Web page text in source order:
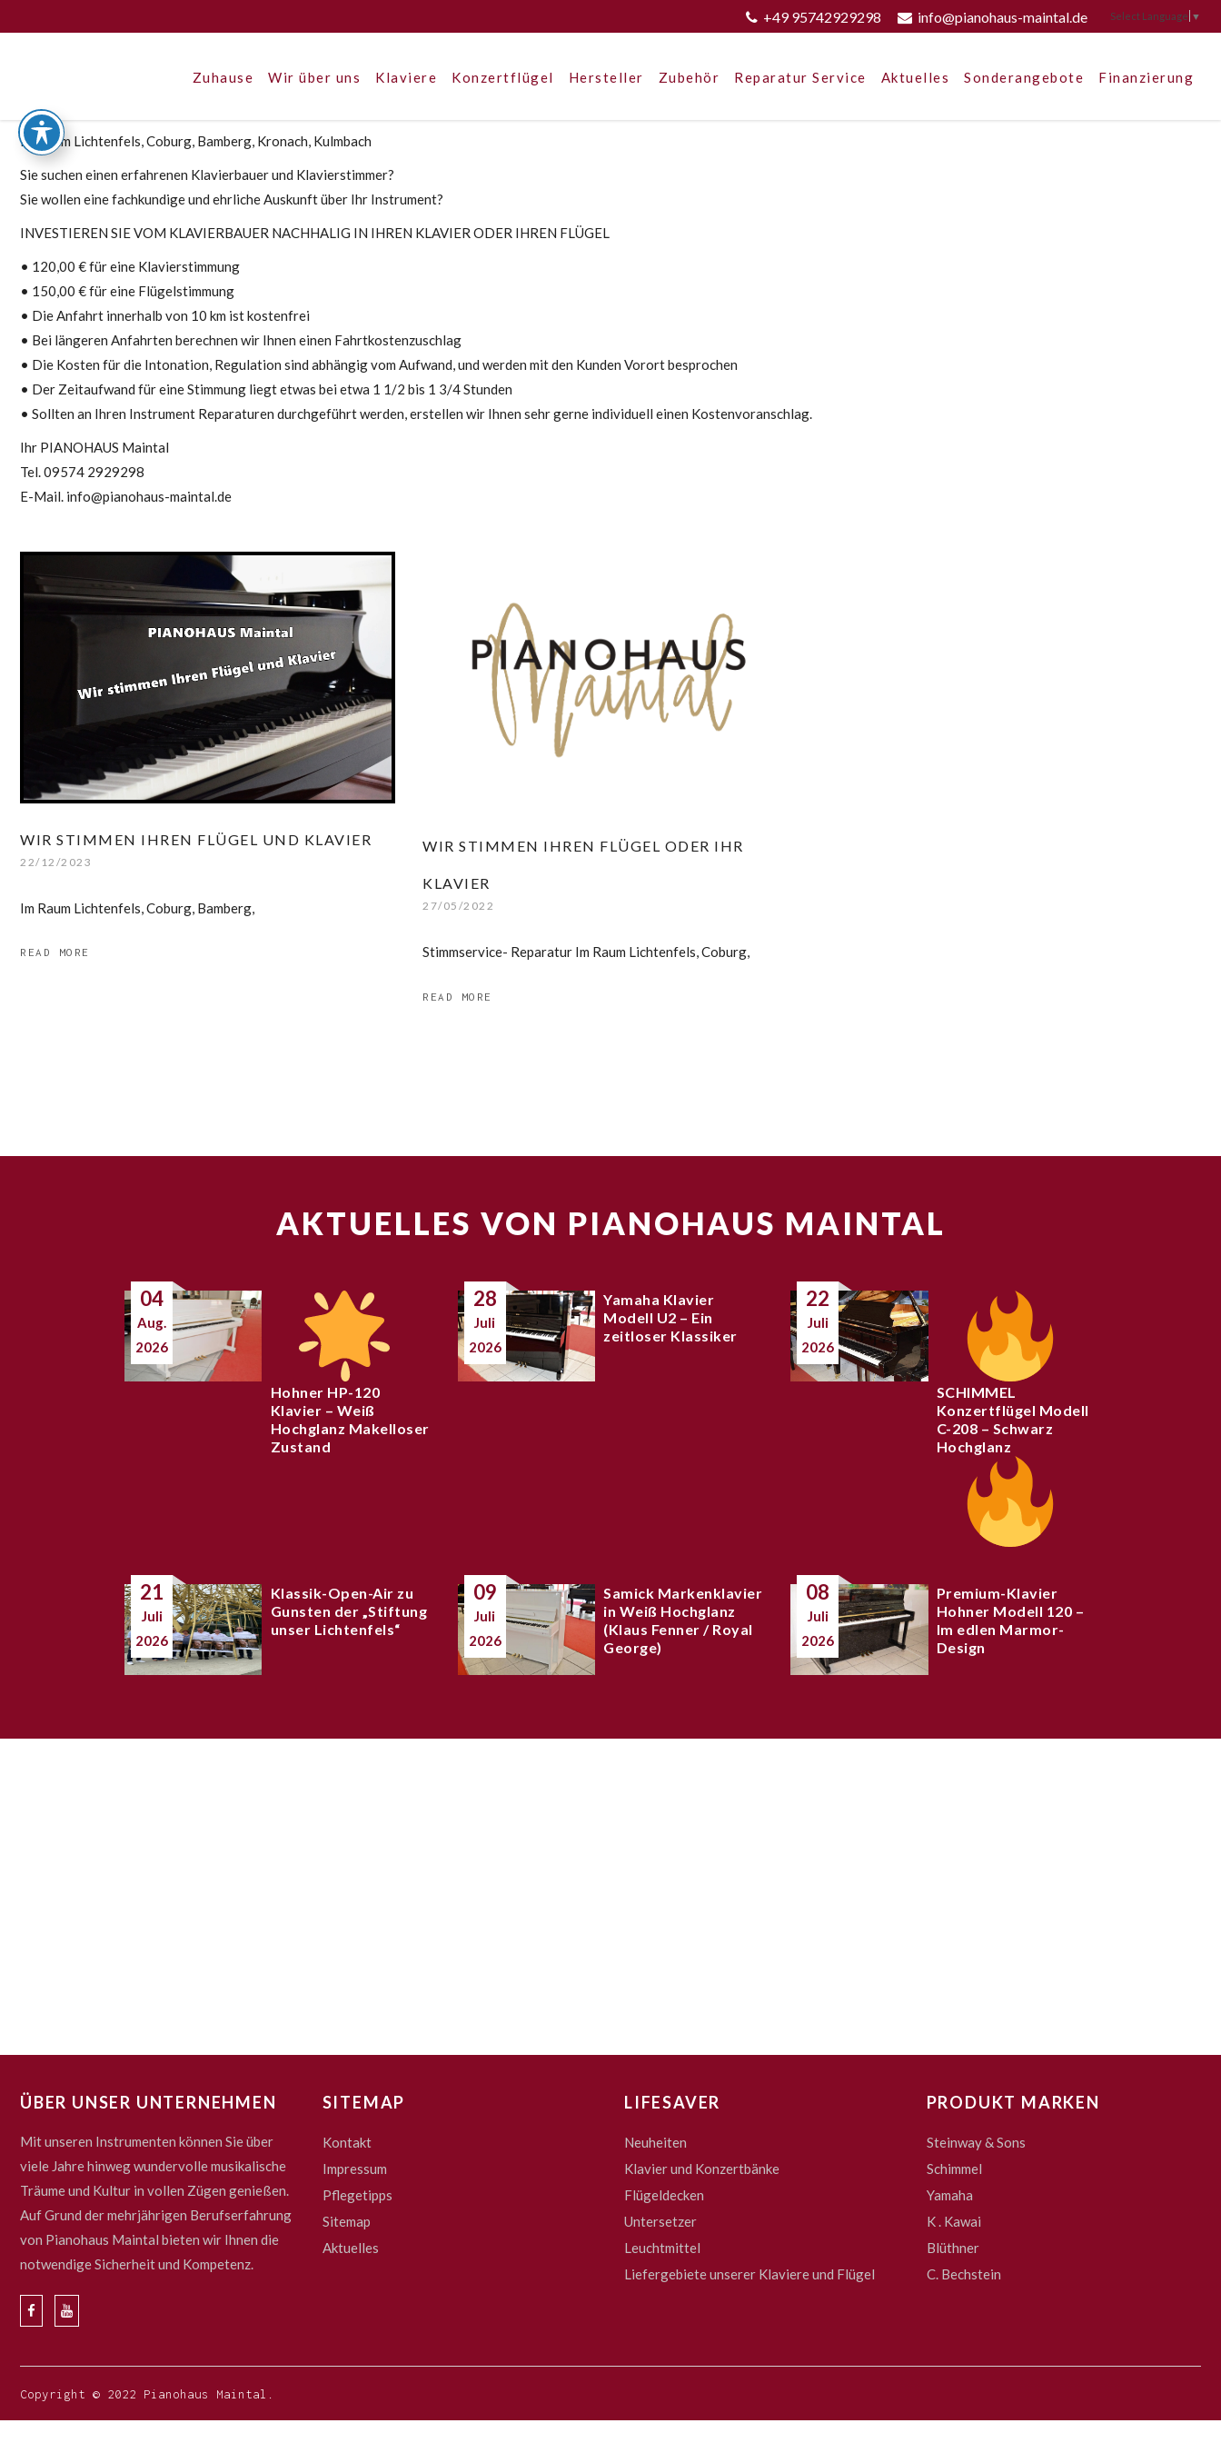
+49 95742929298 info@pianohaus-maintal.de Select Language ▼
Zuhause Wir über uns Klaviere Konzertflügel Hersteller Zubehör Reparatur Service Aktuelles Sonderangebote Finanzierung
Im Raum Lichtenfels, Coburg, Bamberg, Kronach, Kulmbach
Sie suchen einen erfahrenen Klavierbauer und Klavierstimmer?
Sie wollen eine fachkundige und ehrliche Auskunft über Ihr Instrument?
INVESTIEREN SIE VOM KLAVIERBAUER NACHHALIG IN IHREN KLAVIER ODER IHREN FLÜGEL
• 120,00 € für eine Klavierstimmung
• 150,00 € für eine Flügelstimmung
• Die Anfahrt innerhalb von 10 km ist kostenfrei
• Bei längeren Anfahrten berechnen wir Ihnen einen Fahrtkostenzuschlag
• Die Kosten für die Intonation, Regulation sind abhängig vom Aufwand, und werden mit den Kunden Vorort besprochen
• Der Zeitaufwand für eine Stimmung liegt etwas bei etwa 1 1/2 bis 1 3/4 Stunden
• Sollten an Ihren Instrument Reparaturen durchgeführt werden, erstellen wir Ihnen sehr gerne individuell einen Kostenvoranschlag.
Ihr PIANOHAUS Maintal
Tel. 09574 2929298
E-Mail. info@pianohaus-maintal.de
WIR STIMMEN IHREN FLÜGEL UND KLAVIER
22/12/2023
Im Raum Lichtenfels, Coburg, Bamberg,
READ MORE
WIR STIMMEN IHREN FLÜGEL ODER IHR
KLAVIER
27/05/2022
Stimmservice- Reparatur Im Raum Lichtenfels, Coburg,
READ MORE
AKTUELLES VON PIANOHAUS MAINTAL
04
Aug.
2026
Hohner HP-120
Klavier – Weiß
Hochglanz Makelloser
Zustand
28
Juli
2026
Yamaha Klavier
Modell U2 – Ein
zeitloser Klassiker
22
Juli
2026
SCHIMMEL
Konzertflügel Modell
C-208 – Schwarz
Hochglanz
21
Juli
2026
Klassik-Open-Air zu
Gunsten der „Stiftung
unser Lichtenfels“
09
Juli
2026
Samick Markenklavier
in Weiß Hochglanz
(Klaus Fenner / Royal
George)
08
Juli
2026
Premium-Klavier
Hohner Modell 120 –
Im edlen Marmor-
Design
ÜBER UNSER UNTERNEHMEN
Mit unseren Instrumenten können Sie über
viele Jahre hinweg wundervolle musikalische
Träume und Kultur in vollen Zügen genießen.
Auf Grund der mehrjährigen Berufserfahrung
von Pianohaus Maintal bieten wir Ihnen die
notwendige Sicherheit und Kompetenz.
SITEMAP
Kontakt
Impressum
Pflegetipps
Sitemap
Aktuelles
LIFESAVER
Neuheiten
Klavier und Konzertbänke
Flügeldecken
Untersetzer
Leuchtmittel
Liefergebiete unserer Klaviere und Flügel
PRODUKT MARKEN
Steinway & Sons
Schimmel
Yamaha
K . Kawai
Blüthner
C. Bechstein
Copyright © 2022 Pianohaus Maintal.